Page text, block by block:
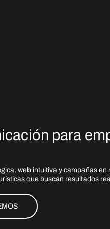
para
web intuitiva y campañas en
que buscan resultados